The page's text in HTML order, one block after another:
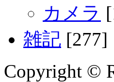
カメラ
雑記 [277]
Copyright ©